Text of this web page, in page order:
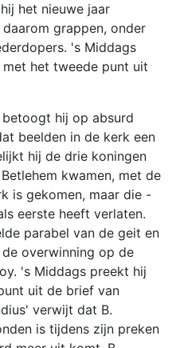
het nieuwe jaar
grappen, onder
's Middags
het tweede punt uit
hij op absurd
beelden in de kerk een
hij de drie koningen
kwamen, met de
is gekomen, maar die -
eerste heeft verlaten.
parabel van de geit en
overwinning op de
's Middags preekt hij
uit de brief van
verwijt dat B.
is tijdens zijn preken